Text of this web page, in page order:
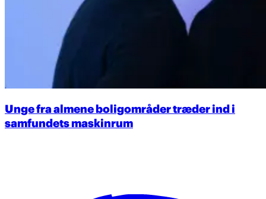
Unge fra almene boligområder træder ind i
samfundets maskinrum